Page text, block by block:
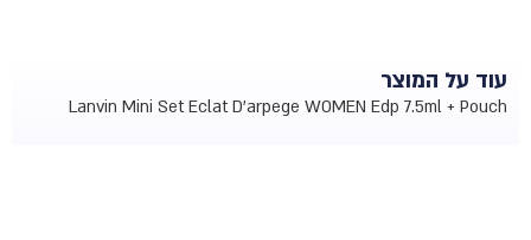
עוד על המוצר
Lanvin Mini Set Eclat D'arpege WOMEN Edp 7.5ml + Pouch